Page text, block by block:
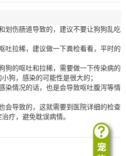
划伤肠道导致的，建议不要让狗狗乱吃
吐拉稀，建议做一下粪检看看，平时的
狗的呕吐和拉稀，需要做一下传染病的
狗，感染的可能性是很大的；
染情况的话，也是会导致呕吐腹泻等情
会导致的，这就需要到医院详细的检查
疗，避免耽误病情。